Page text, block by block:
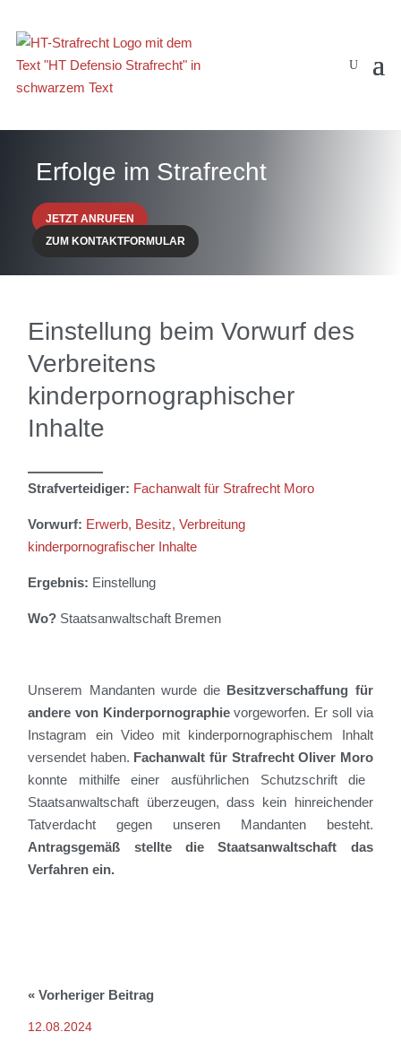
Erfolge im Strafrecht
JETZT ANRUFEN
ZUM KONTAKTFORMULAR
Einstellung beim Vorwurf des
Verbreitens
kinderpornographischer
Inhalte
Strafverteidiger: Fachanwalt für Strafrecht Moro
Vorwurf: Erwerb, Besitz, Verbreitung
kinderpornografischer Inhalte
Ergebnis: Einstellung
Wo? Staatsanwaltschaft Bremen
Unserem Mandanten wurdedie Besitzverschaffung für
andere von Kinderpornographievorgeworfen. Er soll via
Instagram ein Video mit kinderpornographischem Inhalt
versendet haben. Fachanwalt für Strafrecht Oliver Moro
konnte mithilfe einer ausführlichen Schutzschrift die
Staatsanwaltschaft überzeugen, dass kein hinreichender
Tatverdacht gegen unseren Mandanten besteht.
Antragsgemäß stellte die Staatsanwaltschaft das
Verfahren ein.
12.08.2024